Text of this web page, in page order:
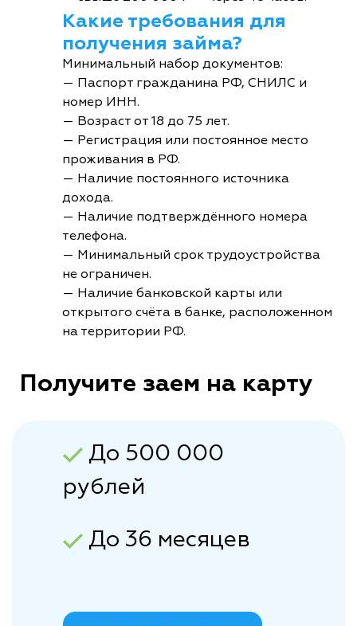
Какие требования для
получения займа?
Минимальный набор документов:
— Паспорт гражданина РФ, СНИЛС и
номер ИНН.
— Возраст от 18 до 75 лет.
— Регистрация или постоянное место
проживания в РФ.
— Наличие постоянного источника
дохода.
— Наличие подтверждённого номера
телефона.
— Минимальный срок трудоустройства
не ограничен.
— Наличие банковской карты или
открытого счёта в банке, расположенном
на территории РФ.
Получите заем на карту
До 500 000
рублей
До 36 месяцев